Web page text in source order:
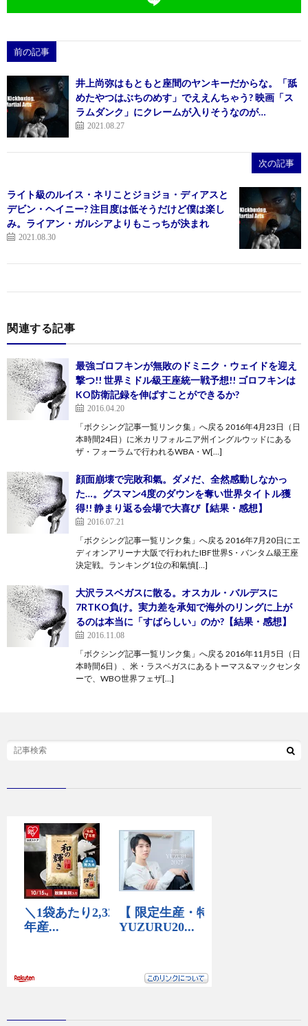
前の記事
井上尚弥はもともと座間のヤンキーだからな。「舐
めたやつはぶちのめす」でええんちゃう? 映画「ス
ラムダンク」にクレームが入りそうなのが…
2021.08.27
次の記事
ライト級のルイス・ネリことジョジョ・ディアスと
デビン・ヘイニー? 注目度は低そうだけど僕は楽し
み。ライアン・ガルシアよりもこっちが決まれ
2021.08.30
関連する記事
最強ゴロフキンが無敗のドミニク・ウェイドを迎え
撃つ!! 世界ミドル級王座統一戦予想!! ゴロフキンは
KO防衛記録を伸ばすことができるか?
2016.04.20
「ボクシング記事一覧リンク集」へ戻る 2016年4月23日（日
本時間24日）に米カリフォルニア州イングルウッドにある
ザ・フォーラムで行われるWBA・W[…]
顔面崩壊で完敗和氣。ダメだ、全然感動しなかっ
た…。グスマン4度のダウンを奪い世界タイトル獲
得!! 静まり返る会場で大喜び【結果・感想】
2016.07.21
「ボクシング記事一覧リンク集」へ戻る 2016年7月20日にエ
ディオンアリーナ大阪で行われたIBF世界S・バンタム級王座
決定戦。ランキング1位の和氣慎[…]
大沢ラスベガスに散る。オスカル・バルデスに
7RTKO負け。実力差を承知で海外のリングに上が
るのは本当に「すばらしい」のか?【結果・感想】
2016.11.08
「ボクシング記事一覧リンク集」へ戻る 2016年11月5日（日
本時間6日）、米・ラスベガスにあるトーマス&マックセンタ
ーで、WBO世界フェザ[…]